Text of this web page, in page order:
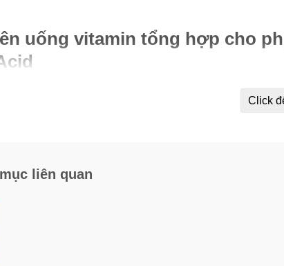
uống vitamin tổng hợp cho
Click
liên quan